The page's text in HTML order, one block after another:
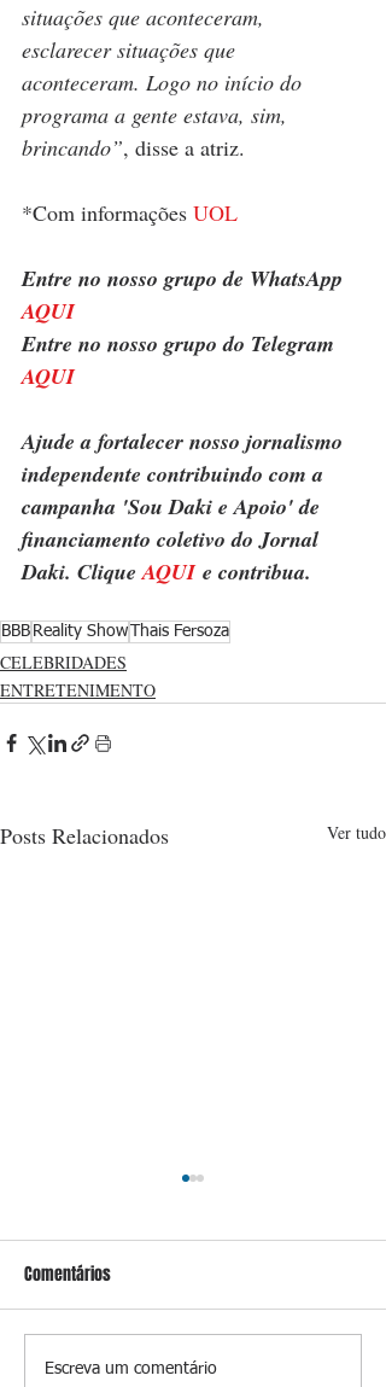
situações que aconteceram,
esclarecer situações que
aconteceram. Logo no início do
programa a gente estava, sim,
brincando”, disse a atriz.
*Com informações UOL
Entre no nosso grupo de WhatsApp
AQUI
Entre no nosso grupo do Telegram
AQUI
Ajude a fortalecer nosso jornalismo
independente contribuindo com a
campanha 'Sou Daki e Apoio' de
financiamento coletivo do Jornal
Daki. Clique AQUI e contribua.
BBB Reality ShowThais Fersoza
CELEBRIDADES
ENTRETENIMENTO
Posts Relacionados Ver tudo
Vídeos mostram mansão de
Comentários
Escreva um comentário